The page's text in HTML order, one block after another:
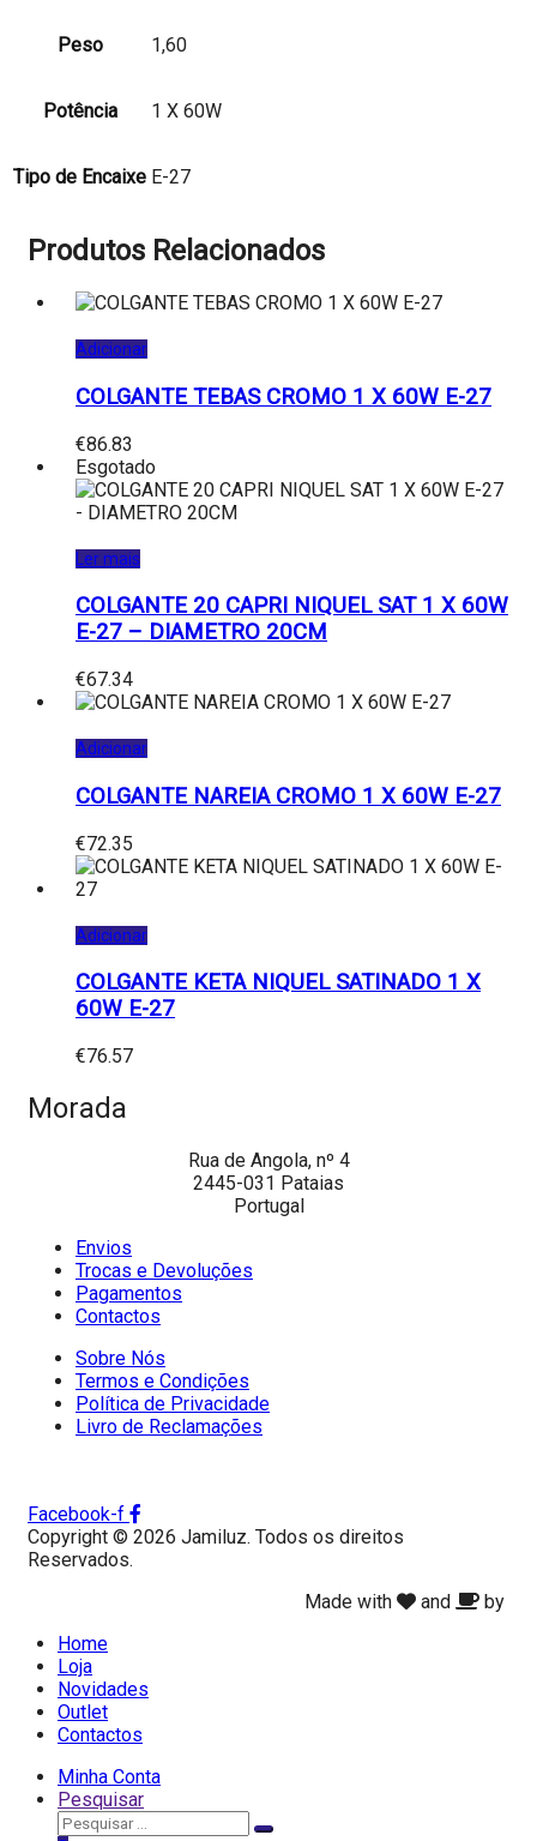
Peso 1,60
Potência 1 X 60W
Tipo de Encaixe E-27
Produtos Relacionados
Adicionar
COLGANTE TEBAS CROMO 1 X 60W E-27
€86.83
Esgotado
Ler mais
COLGANTE 20 CAPRI NIQUEL SAT 1 X 60W
E-27 – DIAMETRO 20CM
€67.34
Adicionar
COLGANTE NAREIA CROMO 1 X 60W E-27
€72.35
Adicionar
COLGANTE KETA NIQUEL SATINADO 1 X
60W E-27
€76.57
Morada
Rua de Angola, nº 4
2445-031 Pataias
Portugal
Envios
Trocas e Devoluções
Pagamentos
Contactos
Sobre Nós
Termos e Condições
Política de Privacidade
Livro de Reclamações
Facebook-f
Copyright © 2026 Jamiluz. Todos os direitos
Reservados.
Made with
and
by
Home
Loja
Novidades
Outlet
Contactos
Minha Conta
Pesquisar
Pesquisar